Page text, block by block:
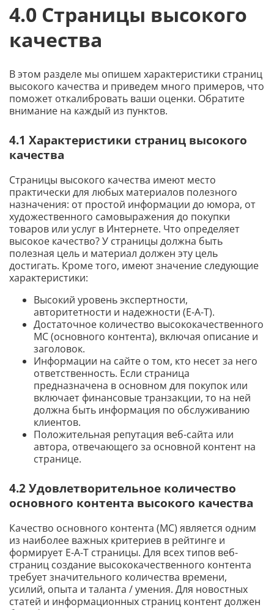
4.0 Страницы высокого
качества
В этом разделе мы опишем характеристики страниц
высокого качества и приведем много примеров, что
поможет откалибровать ваши оценки. Обратите
внимание на каждый из пунктов.
4.1 Характеристики страниц высокого
качества
Страницы высокого качества имеют место
практически для любых материалов полезного
назначения: от простой информации до юмора, от
художественного самовыражения до покупки
товаров или услуг в Интернете. Что определяет
высокое качество? У страницы должна быть
полезная цель и материал должен эту цель
достигать. Кроме того, имеют значение следующие
характеристики:
Высокий уровень экспертности,
авторитетности и надежности (E-A-T).
Достаточное количество высококачественного
MC (основного контента), включая описание и
заголовок.
Информации на сайте о том, кто несет за него
ответственность. Если страница
предназначена в основном для покупок или
включает финансовые транзакции, то на ней
должна быть информация по обслуживанию
клиентов.
Положительная репутация веб-сайта или
автора, отвечающего за основной контент на
странице.
4.2 Удовлетворительное количество
основного контента высокого качества
Качество основного контента (MC) является одним
из наиболее важных критериев в рейтинге и
формирует E-A-T страницы. Для всех типов веб-
страниц создание высококачественного контента
требует значительного количества времени,
усилий, опыта и таланта / умения. Для новостных
статей и информационных страниц контент должен